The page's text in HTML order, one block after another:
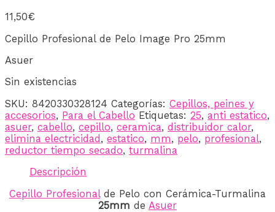
11,50€
Cepillo Profesional de Pelo Image Pro 25mm
Asuer
Sin existencias
SKU: 8420330328124 Categorías: Cepillos, peines y
accesorios, Para el Cabello Etiquetas: 25, anti estatico,
asuer, cabello, cepillo, ceramica, distribuidor calor,
elimina electricidad , estatico, mm, pelo, profesional,
reductor tiempo secado, turmalina
Descripción
Cepillo Profesionalde Pelo con Cerámica-Turmalina
25mm de Asuer